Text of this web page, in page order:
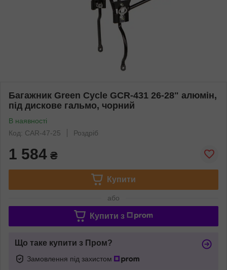
Багажник Green Cycle GCR-431 26-28" алюмін,
під дискове гальмо, чорний
В наявності
Код: CAR-47-25
Роздріб
1 584 ₴
Купити
або
Купити з
Що таке купити з Пром?
Замовлення під захистом